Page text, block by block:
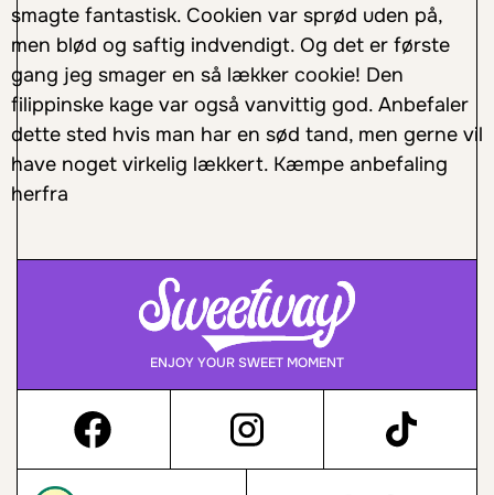
smagte fantastisk. Cookien var sprød uden på,
men blød og saftig indvendigt. Og det er første
gang jeg smager en så lækker cookie! Den
filippinske kage var også vanvittig god. Anbefaler
dette sted hvis man har en sød tand, men gerne vil
have noget virkelig lækkert. Kæmpe anbefaling
herfra
ENJOY YOUR SWEET MOMENT